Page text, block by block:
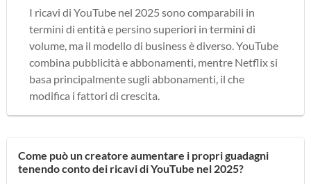
I ricavi di YouTube nel 2025 sono comparabili in
termini di entità e persino superiori in termini di
volume, ma il modello di business è diverso. YouTube
combina pubblicità e abbonamenti, mentre Netflix si
basa principalmente sugli abbonamenti, il che
modifica i fattori di crescita.
Come può un creatore aumentare i propri guadagni
tenendo conto dei ricavi di YouTube nel 2025?